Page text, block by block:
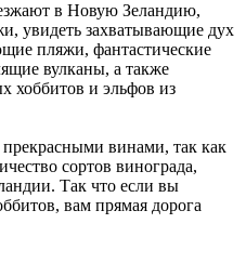
в Новую Зеландию,
увидеть захватывающие дух
пляжи, фантастические
вулканы, а также
хоббитов и эльфов из
винами, так как
сортов винограда,
Так что если вы
вам прямая дорога